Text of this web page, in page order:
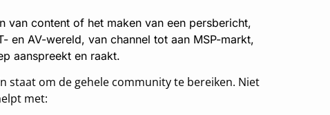
van content of het maken van een persbericht,
en AV-wereld, van channel tot aan MSP-markt,
aanspreekt en raakt.
staat om de gehele community te bereiken. Niet
met: